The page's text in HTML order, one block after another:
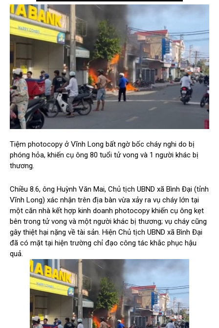
Tiệm photocopy ở Vĩnh Long bất ngờ bốc cháy nghi do bị
phóng hỏa, khiến cụ ông 80 tuổi tử vong và 1 người khác bị
thương.
Chiều 8.6, ông Huỳnh Văn Mai, Chủ tịch UBND xã Bình Đại (tỉnh
Vĩnh Long) xác nhận trên địa bàn vừa xảy ra vụ cháy lớn tại
một căn nhà kết hợp kinh doanh photocopy khiến cụ ông kẹt
bên trong tử vong và một người khác bị thương; vụ cháy cũng
gây thiệt hại nặng về tài sản. Hiện Chủ tịch UBND xã Bình Đại
đã có mặt tại hiện trường chỉ đạo công tác khắc phục hậu
quả.